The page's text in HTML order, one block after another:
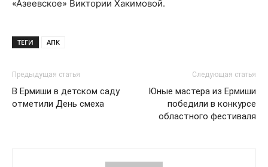
«Азеевское» Виктории Хакимовой.
ТЕГИ АПК
Предыдущая статья
В Ермиши в детском саду
отметили День смеха
Следующая статья
Юные мастера из Ермиши
победили в конкурсе
областного фестиваля